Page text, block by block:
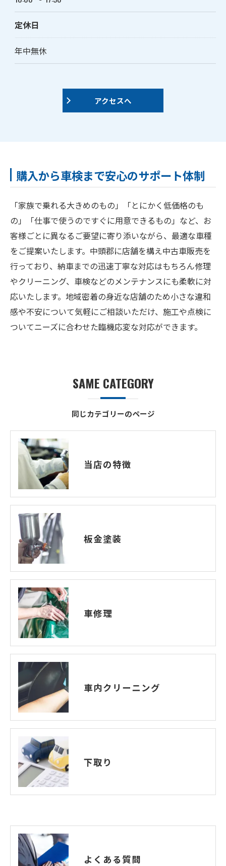
定休日
年中無休
アクセスへ
購入から車検まで安心のサポート体制
「家族で乗れる大きめのもの」「とにかく低価格のも
の」「仕事で使うのですぐに用意できるもの」など、お
客様ごとに異なるご要望に寄り添いながら、最適な車種
をご提案いたします。中頭郡に店舗を構え中古車販売を
行っており、納車までの迅速丁寧な対応はもちろん修理
やクリーニング、車検などのメンテナンスにも柔軟に対
応いたします。地域密着の身近な店舗のため小さな違和
感や不安について気軽にご相談いただけ、施工や点検に
ついてニーズに合わせた臨機応変な対応ができます。
同じカテゴリーのページ
SAME CATEGORY
当店の特徴
板金塗装
車修理
車内クリーニング
下取り
よくある質問